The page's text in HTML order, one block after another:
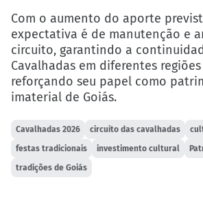
Com o aumento do aporte
expectativa é de manutenção e
circuito, garantindo a
Cavalhadas em diferentes
reforçando seu papel como
imaterial de Goiás.
Cavalhadas 2026 circuito das cavalhadas
festas tradicionais investimento cultural
tradições de Goiás